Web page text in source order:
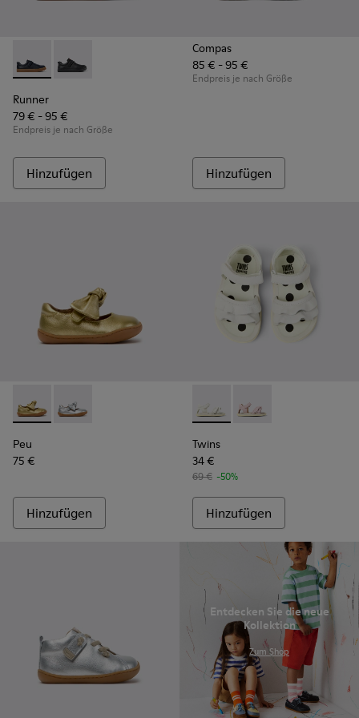
Runner - K800319-006 - Blaue Sneaker aus Leder und
Runner - K800319-001 - Schwarze Sneaker aus
Runner
79 € - 95 €
Endpreis je nach Größe
Hinzufügen
Compas
85 € - 95 €
Endpreis je nach Größe
Hinzufügen
Peu - K800700-002 - Gelbe Kinderschuhe aus Leder.
Peu - K800700-001 - Graue Lederschuhe für Kinder.
Peu
75 €
Hinzufügen
Twins - K800678-001 -
Twins - K800678-002
Twins
34 €
69 € -50%
Hinzufügen
Entdecken Sie die neue
Kollektion
Zum Shop